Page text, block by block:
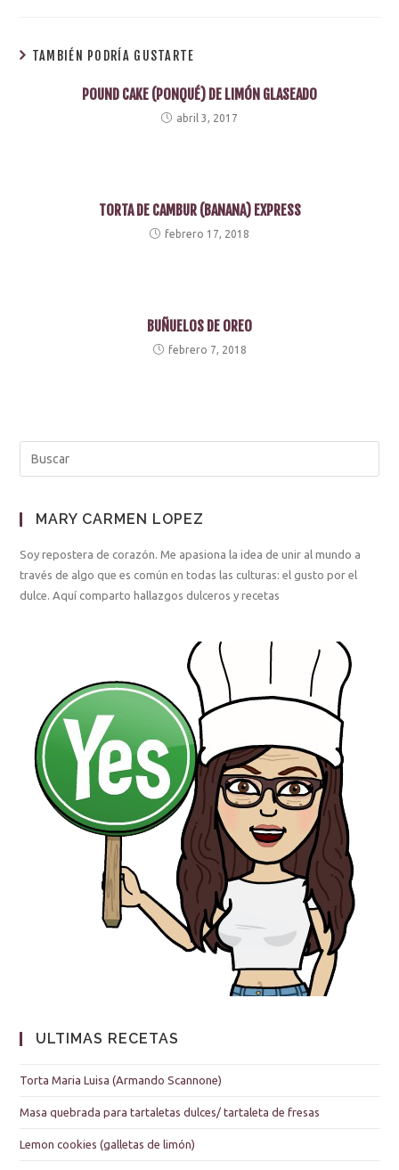
TAMBIÉN PODRÍA GUSTARTE
POUND CAKE (PONQUÉ) DE LIMÓN GLASEADO
abril 3, 2017
TORTA DE CAMBUR (BANANA) EXPRESS
febrero 17, 2018
BUÑUELOS DE OREO
febrero 7, 2018
MARY CARMEN LOPEZ
Soy repostera de corazón. Me apasiona la idea de unir al mundo a
través de algo que es común en todas las culturas: el gusto por el
dulce. Aquí comparto hallazgos dulceros y recetas
ULTIMAS RECETAS
Torta Maria Luisa (Armando Scannone)
Masa quebrada para tartaletas dulces/ tartaleta de fresas
Lemon cookies (galletas de limón)